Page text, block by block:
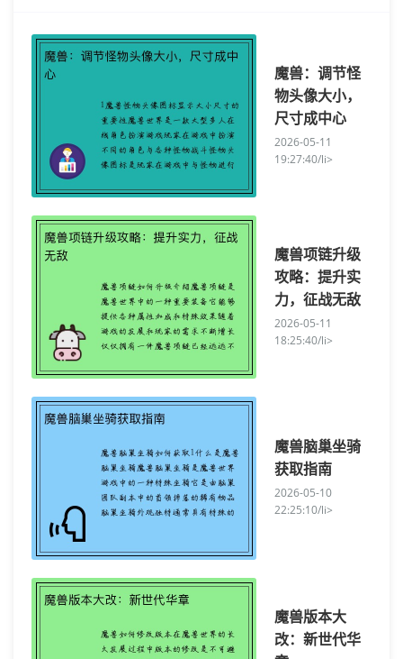
魔兽：调节怪
物头像大小，
尺寸成中心
2026-05-11
19:27:40/li>
魔兽项链升级
攻略：提升实
力，征战无敌
2026-05-11
18:25:40/li>
魔兽脑巢坐骑
获取指南
2026-05-10
22:25:10/li>
魔兽版本大
改：新世代华